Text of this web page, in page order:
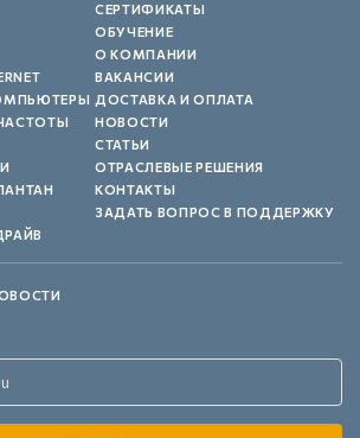
СЕРТИФИКАТЫ
ОБУЧЕНИЕ
О КОМПАНИИ
ВАКАНСИИ
ДОСТАВКА И ОПЛАТА
НОВОСТИ
СТАТЬИ
ОТРАСЛЕВЫЕ РЕШЕНИЯ
КОНТАКТЫ
ЗАДАТЬ ВОПРОС В ПОДДЕРЖКУ